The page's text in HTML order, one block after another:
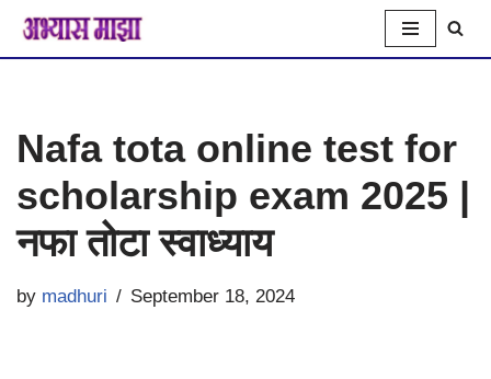
Skip
content
Nafa tota online test for
scholarship exam 2025 |
नफा तोटा स्वाध्याय
by madhuri September 18, 2024